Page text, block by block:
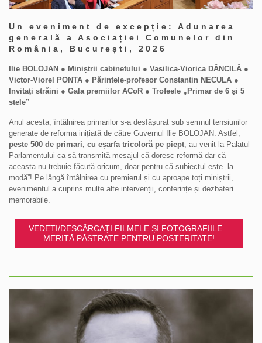
Un eveniment de excepție: Adunarea
generală a Asociației Comunelor din
România, București, 2026
Ilie BOLOJAN ● Miniștrii cabinetului ● Vasilica-Viorica DĂNCILĂ ●
Victor-Viorel PONTA ● Părintele-profesor Constantin NECULA ●
Invitați străini ● Gala premiilor ACoR ● Trofeele „Primar de 6 și 5
stele”
Anul acesta, întâlnirea primarilor s-a desfășurat sub semnul tensiunilor
generate de reforma inițiată de către Guvernul Ilie BOLOJAN. Astfel,
peste 500 de primari, cu eșarfa tricoloră pe piept , au venit la Palatul
Parlamentului ca să transmită mesajul că doresc reformă dar că
aceasta nu trebuie făcută oricum, doar pentru că subiectul este „la
modă”! Pe lângă întâlnirea cu premierul și cu aproape toți miniștrii,
evenimentul a cuprins multe alte intervenții, conferințe și dezbateri
memorabile.
VEDEȚI/DESCĂRCAȚI FILMELE ȘI FOTOGRAFIILE –
MERITĂ PĂSTRATE PENTRU POSTERITATE!